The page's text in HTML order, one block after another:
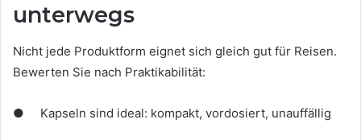
unterwegs
Nicht jede Produktform eignet sich gleich gut für Reisen.
Bewerten Sie nach Praktikabilität:
● Kapseln sind ideal: kompakt, vordosiert, unauffällig